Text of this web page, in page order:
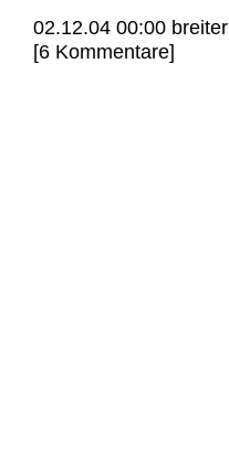
02.12.04 00:00 breiter
[6 Kommentare]